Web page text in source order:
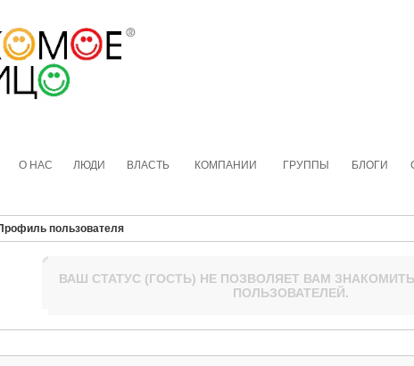
О НАС ЛЮДИ ВЛАСТЬ КОМПАНИИ ГРУППЫ БЛОГИ
пользователя
ВАШ СТАТУС (ГОСТЬ) НЕ ПОЗВОЛЯЕТ ВАМ
ПОЛЬЗОВАТЕЛЕЙ.